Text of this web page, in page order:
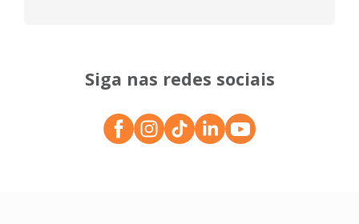
Siga nas redes sociais